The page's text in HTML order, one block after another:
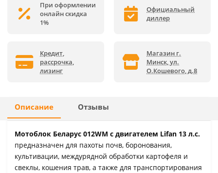
При оформлении
онлайн скидка
1%
Официальный
диллер
Кредит,
рассрочка,
лизинг
Магазин г.
Минск, ул.
О.Кошевого, д.8
Описание Отзывы
Мотоблок Беларус 012WM с двигателем Lifan 13 л.с.
предназначен для пахоты почв, боронования,
культивации, междурядной обработки картофеля и
свеклы, кошения трав, а также для транспортирования